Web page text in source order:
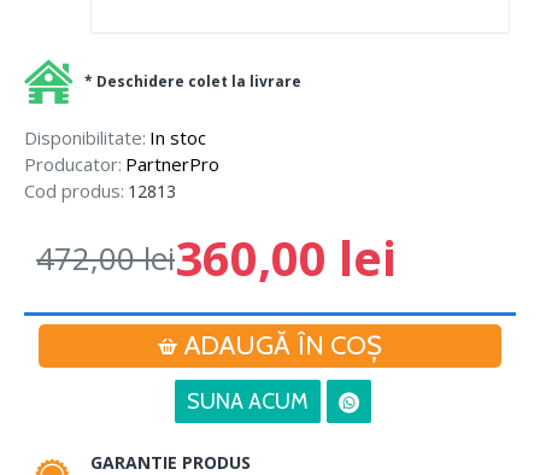
Disponibilitate: In stoc
Producator: PartnerPro
Cod produs: 12813
360,00 lei
472,00 lei
ADAUGĂ ÎN COŞ
SUNA ACUM
* Deschidere colet la livrare
GARANTIE PRODUS